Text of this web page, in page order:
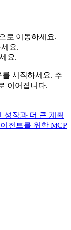
으로 이동하세요.
요.
요.
시작하세요. 추
이어집니다.
성장과 더 큰 계획
전트를 위한 MCP